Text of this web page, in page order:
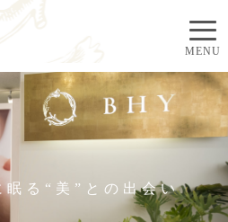
眠る“美”との出会い
眠る“美”との出会い